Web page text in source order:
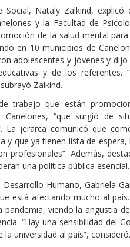
Social, Nataly Zalkind,
y la Facultad de
de la salud mental
en 10 municipios de
adolescentes y jóvenes y
y de los referentes.
Zalkind.
trabajo que están
“que surgió de
La jerarca comunicó que
que ya tienen lista de
profesionales”. Además,
una política pública esencial.
Humano, Gabriela
está afectando mucho al
viendo la angustia
“Hay una sensibilidad del
universidad al país”, consideró.